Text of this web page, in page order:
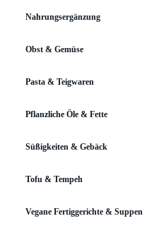
Nahrungsergänzung
Obst & Gemüse
Pasta & Teigwaren
Pflanzliche Öle & Fette
Süßigkeiten & Gebäck
Tofu & Tempeh
Vegane Fertiggerichte & Suppen